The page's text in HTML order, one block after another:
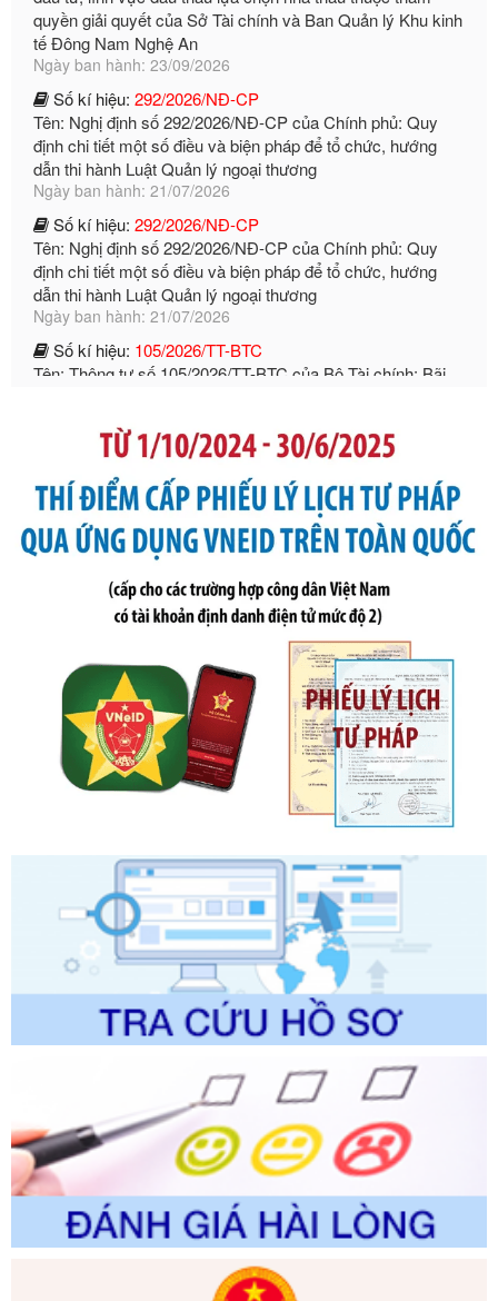
Số kí hiệu:292/2026/NĐ-CP
Tên: Nghị định số 292/2026/NĐ-CP của Chính phủ: Quy
định chi tiết một số điều và biện pháp để tổ chức, hướng
dẫn thi hành Luật Quản lý ngoại thương
Ngày ban hành: 21/07/2026
Số kí hiệu:292/2026/NĐ-CP
Tên: Nghị định số 292/2026/NĐ-CP của Chính phủ: Quy
định chi tiết một số điều và biện pháp để tổ chức, hướng
dẫn thi hành Luật Quản lý ngoại thương
Ngày ban hành: 21/07/2026
Số kí hiệu:105/2026/TT-BTC
Tên: Thông tư số 105/2026/TT-BTC của Bộ Tài chính: Bãi
bỏ Thông tư số 87/2019/TT- BТC ngày 19 tháng 12 năm
2019 của Bộ trưởng Bộ Tài chính hướng dẫn thực hiện xử
phạt vi phạm hành chính trong lĩnh vực kho bạc nhà nước
Số kí hiệu:
Tên: Nghị định số 291/2026/NĐ-CP của Chính phủ: Sửa
ngày 19 tháng 10 năm 2020 của Chính phủ quy định xử
phạt vi phạm hành chính về thuế, hóa đơn được sửa đổi, bổ
sung bởi Nghị định số 102/2021/NĐ-CP
Ngày ban hành: 20/07/2026
Số kí hiệu:2303/QĐ-UBND
Tên: Quyết định công bố Danh mục thủ tục hành chính mới
ban hành, được sửa đổi, bổ sung, bị bãi bỏ và phê duyệt
Quy trình nội bộ, quy trình điện tử giải quyết thủ tục hành
chính trong một số lĩnh vực thuộc phạm vi chức năng quản
lý của Sở Văn hóa, Thể tha
Ngày ban hành: 01/06/2026
Số kí hiệu:2304/QĐ-UBND
Tên: Quyết định công bố Danh mục thủ tục hành chính
được sửa đổi, bổ sung và phê duyệt Quy trình nội bộ, quy
trình điện tử giải quyết thủ tục hành chính trong lĩnh vực Du
lịch thuộc phạm vi chức năng quản lý của Sở Văn hóa, Thể
thao và Du lịch
Ngày ban hành: 01/06/2026
Số kí hiệu:2310/QĐ-UBND
Tên: Về việc công bố Danh mục thủ tục hành chính sửa
đổi, bổ sung và phê duyệt Quy trình nội bộ, quy trình điện tử
trong giải quyết thủtục hành chính lĩnh vực biến đổi khí hậu
thuộc phạm vi giải quyết của Sở Nông nghiệp và Môi
Ngày ban hành: 01/06/2026
2300/QĐ-UBND
Tên: V/v công bố danh mục thủ tục hành chính được sửa
đổi, bổ sung và phê duyệt quy trình nội bộ, quy trình điện tử
giải quyết thủ tục hành chính trong lĩnh vực Luật sư thuộc
phạm vi chức năng quản lý của Sở Tư pháp
Ngày ban hành: 01/06/2026
351/2025/NĐ-CP
Tên: Nghị định số 351/2025/NĐ-CP của Chính phủ: Quy